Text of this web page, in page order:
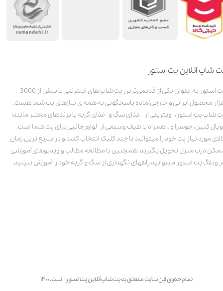
شاپ آنلاین پت استور
پت استور به عنوان یکی از قدیمی‌ترین پت شاپ های اینترنتی با بیش از 3000
محصول ایرانی و خارجی آماده پاسخگویی به همه ی نیازهای پت شما هست.
شاپ پت استور، ویترینی از غذای سگ و غذای گربه با برندهای معتبر مانند:
کنین، جوسرا و .. همراه با طیف وسیعی از لوازم جانبی برای پت شما است.
مورد نیاز پت خود را میتوانید با چند کلیک انتخاب کنید و در سریع ترین زمان
درب منزل تحویل بگیرید. همچنین با مطالعه مطالب و ویدیوهای آموزشی
وبلاگ پت استور میتوانید راههای نگهداری از سگ و گربه خود را آموزش ببینید.
تمام حقوق این سایت متعلق به پت شاپ آنلاین پت استور است. ۱۴۰۰